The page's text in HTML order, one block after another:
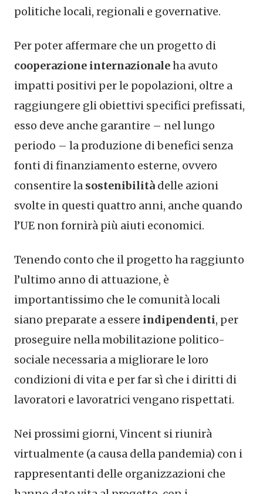
politiche locali, regionali e governative.
Per poter affermare che un progetto di
cooperazione internazionaleha avuto
impatti positivi per le popolazioni, oltre a
raggiungere gli obiettivi specifici prefissati,
esso deve anche garantire – nel lungo
periodo – la produzione di benefici senza
fonti di finanziamento esterne, ovvero
consentire la sostenibilità delle azioni
svolte in questi quattro anni, anche quando
l’UE non fornirà più aiuti economici.
Tenendo conto che il progetto ha raggiunto
l’ultimo anno di attuazione, è
importantissimo che le comunità locali
siano preparate a essere indipendenti, per
proseguire nella mobilitazione politico-
sociale necessaria a migliorare le loro
condizioni di vita e per far sì che i diritti di
lavoratori e lavoratrici vengano rispettati.
Nei prossimi giorni, Vincent si riunirà
virtualmente (a causa della pandemia) con i
rappresentanti delle organizzazioni che